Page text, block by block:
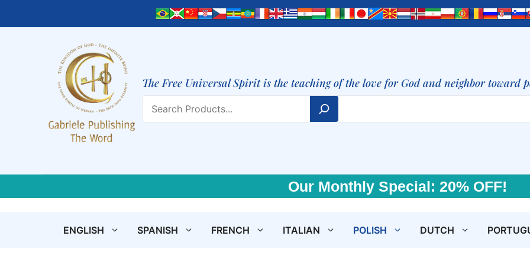
The Free Universal Spirit is the teaching of the love for God and neighbor toward
Our Monthly Special: 20% OFF!
ENGLISH SPANISH FRENCH ITALIAN POLISH DUTCH